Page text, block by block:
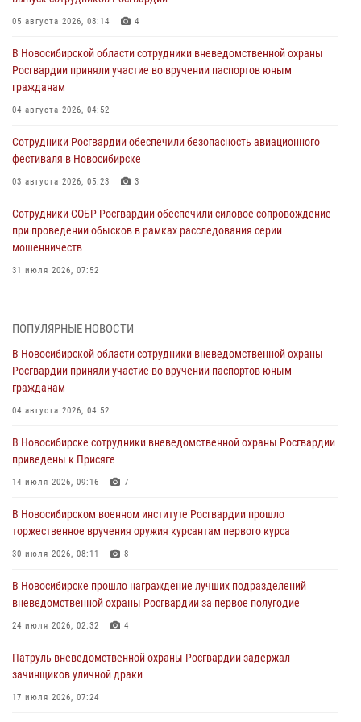
05 августа 2026, 08:14 4
В Новосибирской области сотрудники вневедомственной охраны
Росгвардии приняли участие во вручении паспортов юным
гражданам
04 августа 2026, 04:52
Сотрудники Росгвардии обеспечили безопасность авиационного
фестиваля в Новосибирске
03 августа 2026, 05:23 3
Сотрудники СОБР Росгвардии обеспечили силовое сопровождение
при проведении обысков в рамках расследования серии
мошенничеств
31 июля 2026, 07:52
При силовой поддержке бойцов ОМОН и СОБР Росгвардии
пресечена деятельность группы лиц, причастных к мошенничеству
в сфере страхования
В Новосибирске сотрудниками вневедомственной охраны
Росгвардии задержан гражданин, находящийся в розыске
В Новосибирске военнослужащие отряда спецназа «Ермак»
Росгвардии провели занятия по беспарашютному десантированию
В Новосибирске военнослужащие Росгвардии почтили память детей
– жертв войны в Донбассе
ПОПУЛЯРНЫЕ НОВОСТИ
В Новосибирской области сотрудники вневедомственной охраны
Росгвардии приняли участие во вручении паспортов юным
гражданам
04 августа 2026, 04:52
В Новосибирске сотрудники вневедомственной охраны Росгвардии
приведены к Присяге
14 июля 2026, 09:16 7
В Новосибирском военном институте Росгвардии прошло
торжественное вручения оружия курсантам первого курса
30 июля 2026, 08:11 8
В Новосибирске прошло награждение лучших подразделений
вневедомственной охраны Росгвардии за первое полугодие
24 июля 2026, 02:32 4
Патруль вневедомственной охраны Росгвардии задержал
зачинщиков уличной драки
17 июля 2026, 07:24